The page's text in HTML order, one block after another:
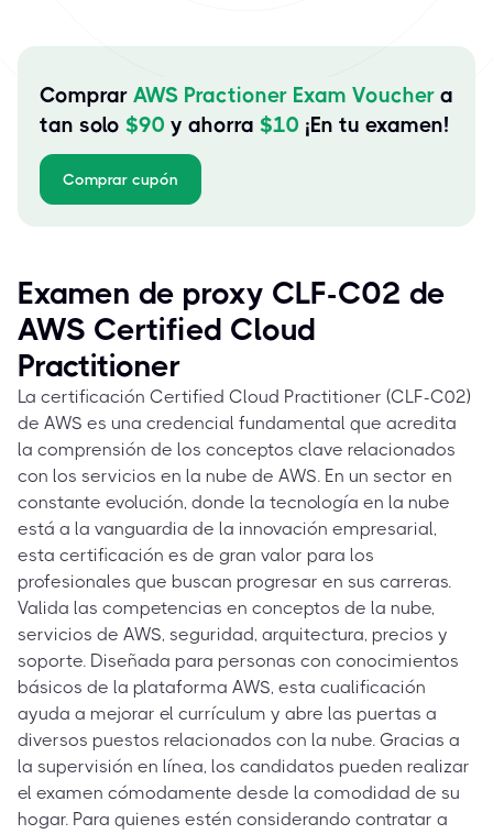
Comprar AWS Practioner Exam Voucher a
tan solo $90 y ahorra $10 ¡En tu examen!
Comprar cupón
Examen de proxy CLF-C02 de
AWS Certified Cloud
Practitioner
La certificación Certified Cloud Practitioner (CLF-C02)
de AWS es una credencial fundamental que acredita
la comprensión de los conceptos clave relacionados
con los servicios en la nube de AWS. En un sector en
constante evolución, donde la tecnología en la nube
está a la vanguardia de la innovación empresarial,
esta certificación es de gran valor para los
profesionales que buscan progresar en sus carreras.
Valida las competencias en conceptos de la nube,
servicios de AWS, seguridad, arquitectura, precios y
soporte. Diseñada para personas con conocimientos
básicos de la plataforma AWS, esta cualificación
ayuda a mejorar el currículum y abre las puertas a
diversos puestos relacionados con la nube. Gracias a
la supervisión en línea, los candidatos pueden realizar
el examen cómodamente desde la comodidad de su
hogar. Para quienes estén considerando contratar a